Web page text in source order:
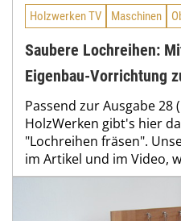
Holzwerken TV Maschinen
Saubere Lochreihen:
Eigenbau-Vorrichtung
Passend zur Ausgabe 28
HolzWerken gibt's hier
"Lochreihen fräsen".
im Artikel und im Video,